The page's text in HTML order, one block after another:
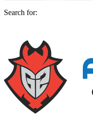
Search for: